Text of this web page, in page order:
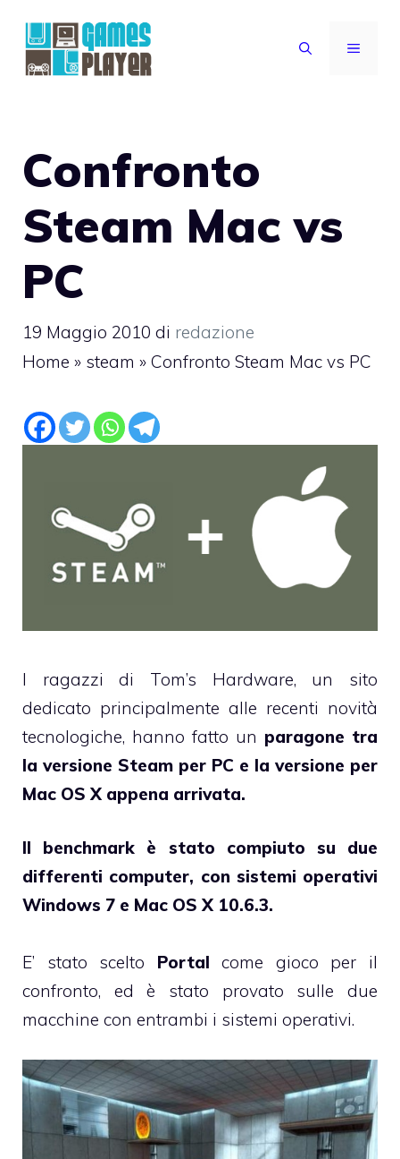
contenuto
MENU
Confronto
Steam Mac vs
PC
19 Maggio 2010 di redazione
Home » steam » Confronto Steam Mac vs PC
I ragazzi di Tom’s Hardware, un sito
dedicato principalmente alle recenti novità
tecnologiche, hanno fatto un paragone tra
la versione Steam per PC e la versione per
Mac OS X appena arrivata.
Il benchmark è stato compiuto su due
differenti computer, con sistemi operativi
Windows 7 e Mac OS X 10.6.3.
E’ stato scelto Portal come gioco per il
confronto, ed è stato provato sulle due
macchine con entrambi i sistemi operativi.